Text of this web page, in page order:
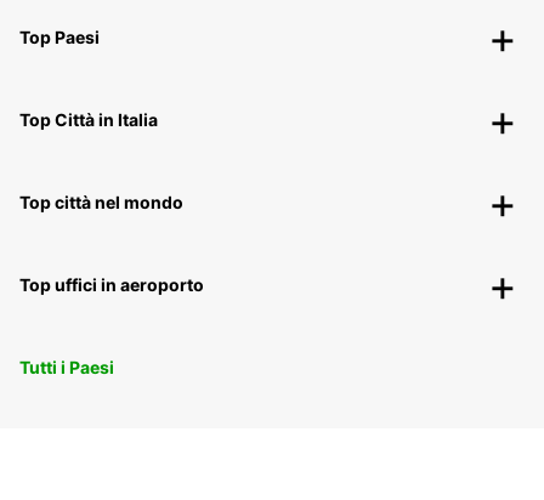
Top Paesi
Top Città in Italia
Top città nel mondo
Top uffici in aeroporto
Tutti i Paesi